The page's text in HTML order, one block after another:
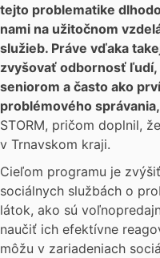
tejto problematike
nami na užitočnom
služieb. Práve vďaka
zvyšovať odbornosť
seniorom a často ako
problémového
STORM, pričom doplnil,
v Trnavskom kraji.
Cieľom programu je
sociálnych službách o
látok, ako sú
naučiť ich efektívne
môžu v zariadeniach